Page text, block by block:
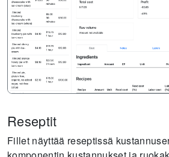
Reseptit
Fillet näyttää reseptissä